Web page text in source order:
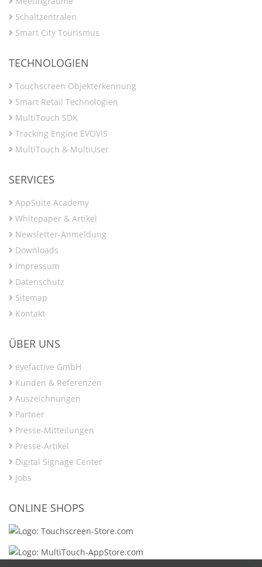
Schaltzentralen
Smart City Tourismus
TECHNOLOGIEN
Touchscreen Objekterkennung
Smart Retail Technologien
MultiTouch SDK
Tracking Engine EVOVIS
MultiTouch & MultiUser
SERVICES
AppSuite Academy
Whitepaper & Artikel
Newsletter-Anmeldung
Downloads
Impressum
Datenschutz
Sitemap
Kontakt
ÜBER UNS
eyefactive GmbH
Kunden & Referenzen
Auszeichnungen
Partner
Presse-Mitteilungen
Presse-Artikel
Digital Signage Center
Jobs
ONLINE SHOPS